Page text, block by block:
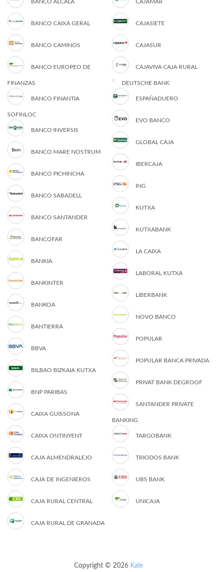
BANCO ALCALÁ
BANCO CAIXA GERAL
BANCO CAMINOS
BANCO EUROPEO DE
FINANZAS
BANCO FINANTIA
SOFINLOC
BANCO INVERSIS
BANCO MARE NOSTRUM
BANCO PICHINCHA
BANCO SABADELL
BANCO SANTANDER
BANCOFAR
BANKIA
BANKINTER
BANKOA
BANTIERRA
BBVA
BILBAO BIZKAIA KUTXA
BNP PARIBAS
CAIXA GUISSONA
CAIXA ONTINYENT
CAJA ALMENDRALEJO
CAJA DE INGENIEROS
CAJA RURAL CENTRAL
CAJA RURAL DE GRANADA
CAJAMAR
CAJASIETE
CAJASUR
CAJAVIVA CAJA RURAL
DEUTSCHE BANK
ESPAÑADUERO
EVO BANCO
GLOBAL CAJA
IBERCAJA
ING
KUTXA
KUTXABANK
LA CAIXA
LABORAL KUTXA
LIBERBANK
NOVO BANCO
POPULAR
POPULAR BANCA PRIVADA
PRIVAT BANK DEGROOF
SANTANDER PRIVATE
BANKING
TARGOBANK
TRIODOS BANK
UBS BANK
UNICAJA
Copyright © 2026 Kale